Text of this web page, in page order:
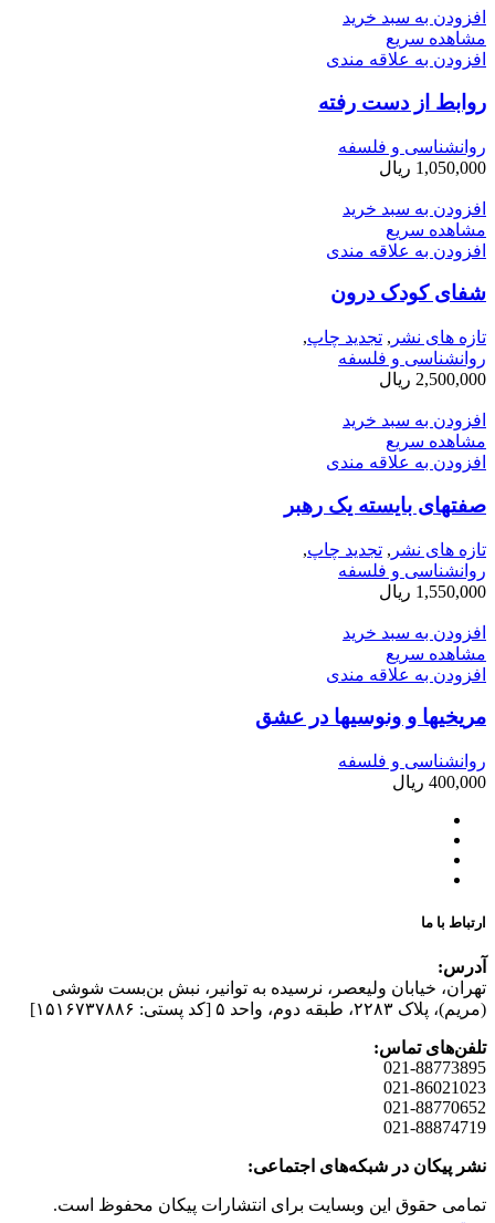
افزودن به سبد خرید
مشاهده سریع
افزودن به علاقه مندی
روابط از دست رفته
روانشناسی و فلسفه
1,050,000 ریال
افزودن به سبد خرید
مشاهده سریع
افزودن به علاقه مندی
شفای کودک درون
تازه های نشر , تجدید چاپ,
روانشناسی و فلسفه
2,500,000 ریال
افزودن به سبد خرید
مشاهده سریع
افزودن به علاقه مندی
صفتهای بایسته یک رهبر
تازه های نشر , تجدید چاپ,
روانشناسی و فلسفه
1,550,000 ریال
افزودن به سبد خرید
مشاهده سریع
افزودن به علاقه مندی
مریخیها و ونوسیها در عشق
روانشناسی و فلسفه
400,000 ریال
ارتباط با ما
آدرس:
تهران، خیابان وليعصر، نرسيده به توانير، نبش بن‌بست شوشی
(مريم)، پلاک ۲۲۸۳، طبقه دوم، واحد ۵ [کد پستی: ۱۵۱۶۷۳۷۸۸۶]
تلفن‌های تماس:
021-88773895
021-86021023
021-88770652
021-88874719
نشر پیکان در شبکه‌های اجتماعی:
تمامی حقوق این وبسایت برای انتشارات پیکان محفوظ است.